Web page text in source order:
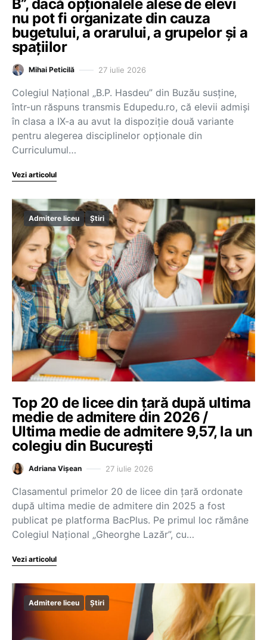
B”, dacă opționalele alese de elevi
nu pot fi organizate din cauza
bugetului, a orarului, a grupelor și a
spațiilor
Mihai Peticilă 27 iulie 2026
Colegiul Național „B.P. Hasdeu” din Buzău susține,
într-un răspuns transmis Edupedu.ro, că elevii admiși
în clasa a IX-a au avut la dispoziție două variante
pentru alegerea disciplinelor opționale din
Curriculumul…
Vezi articolul
Admitere liceu Știri
Top 20 de licee din țară după ultima
medie de admitere din 2026 /
Ultima medie de admitere 9,57, la un
colegiu din București
Adriana Vișean 27 iulie 2026
Clasamentul primelor 20 de licee din țară ordonate
după ultima medie de admitere din 2025 a fost
publicat pe platforma BacPlus. Pe primul loc rămâne
Colegiul Național „Gheorghe Lazăr”, cu…
Vezi articolul
Admitere liceu Știri